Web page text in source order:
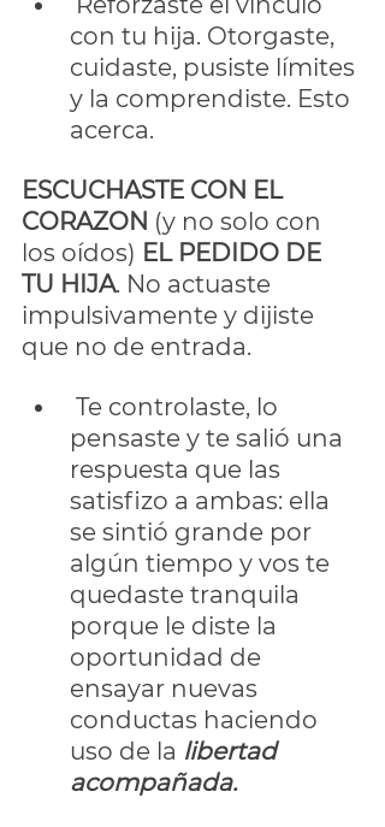
con tu hija. Otorgaste,
cuidaste, pusiste límites
y la comprendiste. Esto
acerca.
ESCUCHASTE CON EL
CORAZON (y no solo con
los oídos) EL PEDIDO DE
TU HIJA. No actuaste
impulsivamente y dijiste
que no de entrada.
pensaste y te salió una
respuesta que las
satisfizo a ambas: ella
se sintió grande por
algún tiempo y vos te
quedaste tranquila
porque le diste la
oportunidad de
ensayar nuevas
conductas haciendo
uso de la libertad
acompañada.